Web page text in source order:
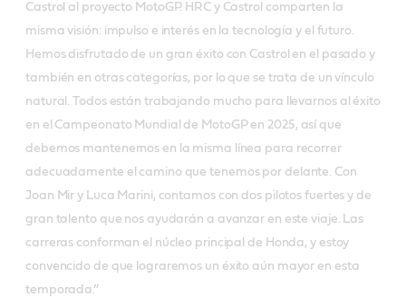
Castrol al proyecto MotoGP. HRC y Castrol comparten la
misma visión: impulso e interés en la tecnología y el futuro.
Hemos disfrutado de un gran éxito con Castrol en el pasado y
también en otras categorías, por lo que se trata de un vínculo
natural. Todos están trabajando mucho para llevarnos al éxito
en el Campeonato Mundial de MotoGP en 2025, así que
debemos mantenernos en la misma línea para recorrer
adecuadamente el camino que tenemos por delante. Con
Joan Mir y Luca Marini, contamos con dos pilotos fuertes y de
gran talento que nos ayudarán a avanzar en este viaje. Las
carreras conforman el núcleo principal de Honda, y estoy
convencido de que lograremos un éxito aún mayor en esta
temporada.”